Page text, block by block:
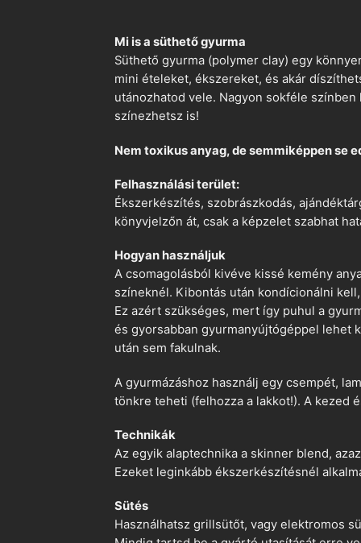
Mi is a süthető gyurma
Süthető gyurma (polymer clay) egy
mini ételeket, ékszereket, és akár
utánozhatod vele. Nagyon sokféle
színezhetsz is!
Nem toxikus anyag, de semmiképpen se
Felhasználási terület:
Ékszerkészítés, szobrászkodás,
könyvjelzőn át, csak a képzelet szabhat
Hogyan használjuk
A csomagolásból kivéve kissé kemény
színeknél. Kibontás után kondícionálni
Ez azért szükséges, mert így puhul a
és gyorsabban gyurmanyújtógéppel lehet
után sem fakulnak.
A gyurmázáshoz használj egy csempét,
tönkre teheti (felhozza a lakkot!). A kezed
Technikák
Az egyik alaptechnika a skinner blend,
Ezeket leginkább ékszerkészítésnél
Sütés
Használhatsz grillsütőt, vagy elektromos